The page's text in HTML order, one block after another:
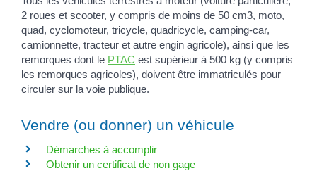
2 roues et scooter, y compris de moins de 50 cm3, moto,
quad, cyclomoteur, tricycle, quadricycle, camping-car,
camionnette, tracteur et autre engin agricole), ainsi que les
remorques dont le PTAC est supérieur à 500 kg (y compris
les remorques agricoles), doivent être immatriculés pour
circuler sur la voie publique.
Vendre (ou donner) un véhicule
Démarches à accomplir
Obtenir un certificat de non gage